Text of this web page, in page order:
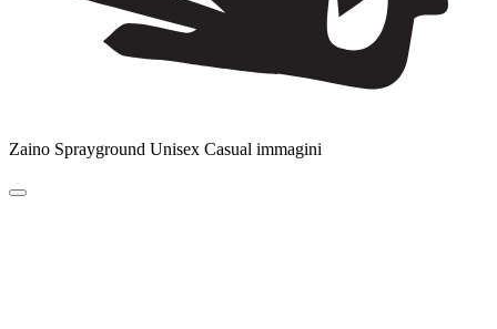
Zaino Sprayground Unisex Casual immagini